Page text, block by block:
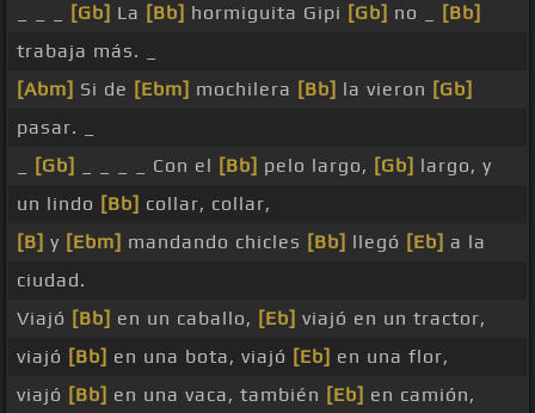
[Gb] La [Bb] hormiguita Gipi [Gb] no _
[Bb]
trabaja más. _
[Abm] Si de [Ebm] mochilera [Bb] la vieron [Gb]
pasar. _
[Gb] _ _ _ _ Con el [Bb] pelo largo, [Gb] largo, y
un lindo [Bb] collar, collar,
[B] y [Ebm] mandando chicles [Bb] llegó [Eb] a la
ciudad.
Viajó [Bb] en un caballo, [Eb] viajó en un tractor,
viajó [Bb] en una bota, viajó [Eb] en una flor,
viajó [Bb] en una vaca, también [Eb] en camión,